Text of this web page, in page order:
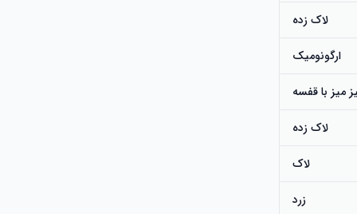
لاک زده
ارگونومیک
میز با قفسه
لاک زده
لاک
زرد